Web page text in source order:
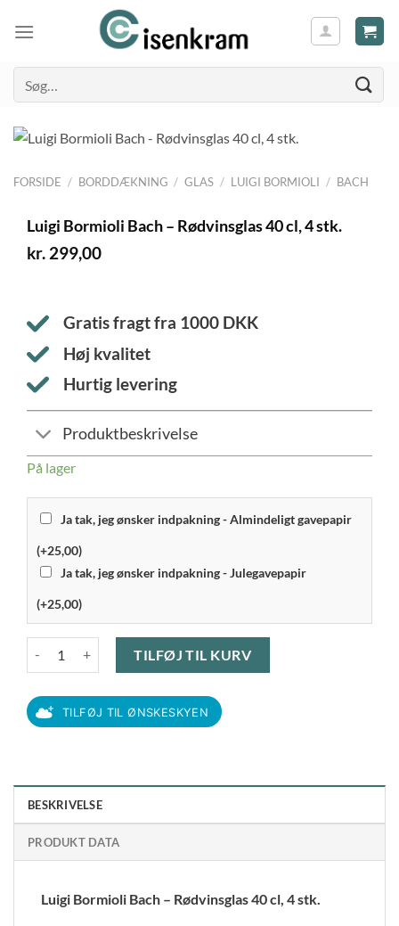
efter:
FORSIDE / BORDDÆKNING / GLAS / LUIGI BORMIOLI / BACH
Luigi Bormioli Bach – Rødvinsglas 40 cl, 4 stk.
kr. 299,00
Gratis fragt fra 1000 DKK
Høj kvalitet
Hurtig levering
Produktbeskrivelse
På lager
Ja tak, jeg ønsker indpakning - Almindeligt gavepapir
(+25,00)
Ja tak, jeg ønsker indpakning - Julegavepapir
(+25,00)
TILFØJ TIL KURV
TILFØJ TIL ØNSKESKYEN
BESKRIVELSE
PRODUKT DATA
Luigi Bormioli Bach – Rødvinsglas 40 cl, 4 stk.